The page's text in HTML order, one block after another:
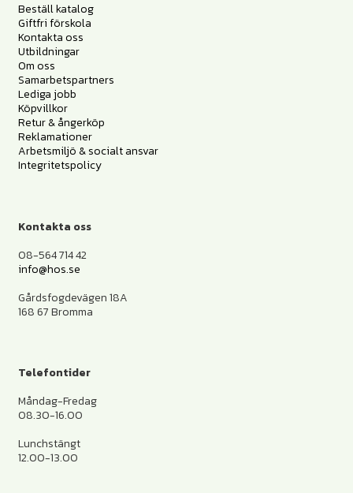
Beställ katalog
Giftfri förskola
Kontakta oss
Utbildningar
Om oss
Samarbetspartners
Lediga jobb
Köpvillkor
Retur & ångerköp
Reklamationer
Arbetsmiljö & socialt ansvar
Integritetspolicy
Kontakta oss
08-564 714 42
info@hos.se
Gårdsfogdevägen 18A
168 67 Bromma
Telefontider
Måndag-Fredag
08.30-16.00
Lunchstängt
12.00-13.00